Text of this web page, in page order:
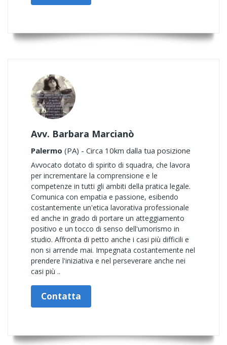
Avv. Barbara Marcianò
Palermo (PA) - Circa 10km dalla tua posizione
Avvocato dotato di spirito di squadra, che lavora
per incrementare la comprensione e le
competenze in tutti gli ambiti della pratica legale.
Comunica con empatia e passione, esibendo
costantemente un'etica lavorativa professionale
ed anche in grado di portare un atteggiamento
positivo e un tocco di senso dell'umorismo in
studio. Affronta di petto anche i casi più difficili e
non si arrende mai. Impegnata costantemente nel
prendere l'iniziativa e nel perseverare anche nei
casi più ..
Contatta